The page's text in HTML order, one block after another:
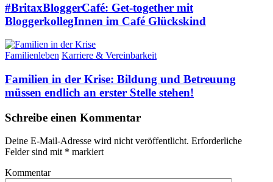
#BritaxBloggerCafé: Get-together mit
BloggerkollegInnen im Café Glückskind
Familienleben Karriere & Vereinbarkeit
Familien in der Krise: Bildung und Betreuung
müssen endlich an erster Stelle stehen!
Schreibe einen Kommentar
Deine E-Mail-Adresse wird nicht veröffentlicht. Erforderliche
Felder sind mit * markiert
Kommentar